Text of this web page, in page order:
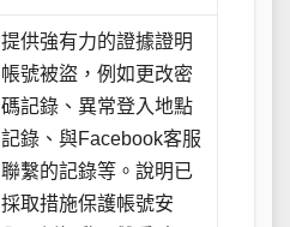
提供強有力的證據證明
帳號被盜，例如更改密
碼記錄、異常登入地點
記錄、與Facebook客服
聯繫的記錄等。說明已
採取措施保護帳號安